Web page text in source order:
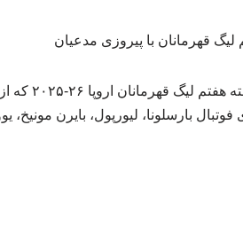
بارسلونا، لیورپول، بایرن